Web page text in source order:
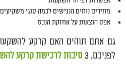
מחירים נוחים הנגישים לכמה סוגי משקיעים
אפס הוצאות על אחזקת הנכס
גם אתם תוהים האם קרקע
לפניכם, 3 סיבות לרכישת קרקע